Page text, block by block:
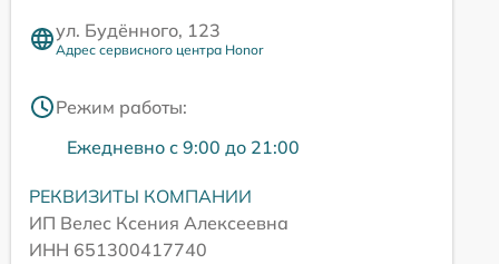
ул. Будённого, 123
Адрес сервисного центра Honor
Режим работы:
Ежедневно с 9:00 до 21:00
РЕКВИЗИТЫ КОМПАНИИ
ИП Велес Ксения Алексеевна
ИНН 651300417740